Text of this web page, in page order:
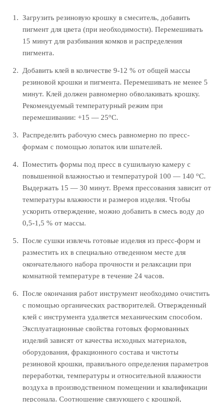
Загрузить резиновую крошку в смеситель, добавить
пигмент для цвета (при необходимости). Перемешивать
15 минут для разбивания комков и распределения
пигмента.
Добавить клей в количестве 9-12 % от общей массы
резиновой крошки и пигмента. Перемешивать не менее 5
минут. Клей должен равномерно обволакивать крошку.
Рекомендуемый температурный режим при
перемешивании: +15 — 25оС.
Распределить рабочую смесь равномерно по пресс-
формам с помощью лопаток или шпателей.
Поместить формы под пресс в сушильную камеру с
повышенной влажностью и температурой 100 — 140 оC.
Выдержать 15 — 30 минут. Время прессования зависит от
температуры влажности и размеров изделия. Чтобы
ускорить отверждение, можно добавить в смесь воду до
0,5-1,5 % от массы.
После сушки извлечь готовые изделия из пресс-форм и
разместить их в специально отведенном месте для
окончательного набора прочности и релаксации при
комнатной температуре в течение 24 часов.
После окончания работ инструмент необходимо очистить
с помощью органических растворителей. Отвержденный
клей с инструмента удаляется механическим способом.
Эксплуатационные свойства готовых формованных
изделий зависят от качества исходных материалов,
оборудования, фракционного состава и чистоты
резиновой крошки, правильного определения параметров
переработки, температуры и относительной влажности
воздуха в производственном помещении и квалификации
персонала. Соотношение связующего с крошкой,